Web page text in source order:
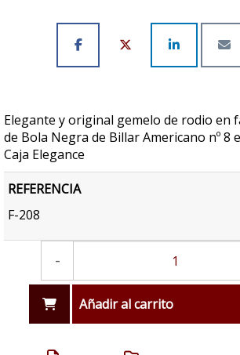
Elegante y original gemelo de rodio en
de Bola Negra de Billar Americano nº 8
Caja Elegance
REFERENCIA
F-208
-
Añadir al carrito